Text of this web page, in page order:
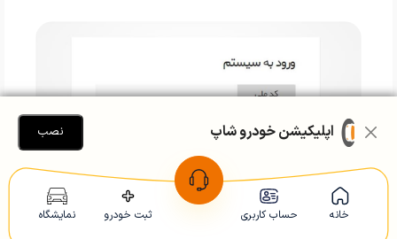
خانه حساب کاربری ثبت خودرو نمایشگاه
اپلیکیشن خودرو شاپ نصب